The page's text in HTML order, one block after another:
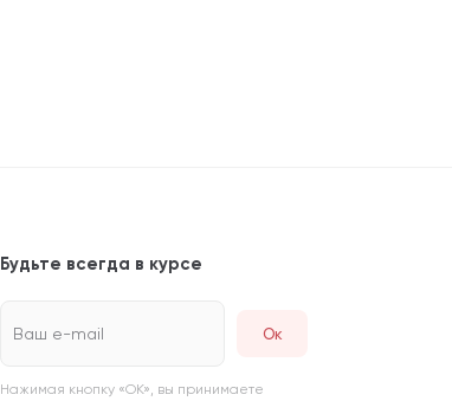
Будьте всегда в курсе
Ваш e-mail
Нажимая кнопку «ОК», вы принимаете